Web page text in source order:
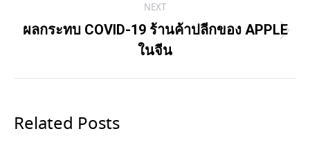
NEXT
Next
ผลกระทบ COVID-19 ร้านค้าปลีกของ APPLE
ในจีน
Related Posts